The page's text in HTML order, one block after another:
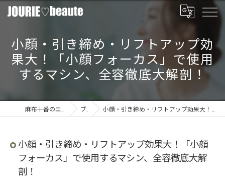
小顔・引き締め・リフトアップ効
果大！「小顔フォーカス」で使用
するマシン、全容徹底大解剖！
ブログ 小顔・引き締め・リフトアップ効果大！「小顔フォーカス」で使用するマシン、全容徹底大解剖！
小顔・引き締め・リフトアップ効果大！「小顔
フォーカス」で使用するマシン、全容徹底大解
剖！